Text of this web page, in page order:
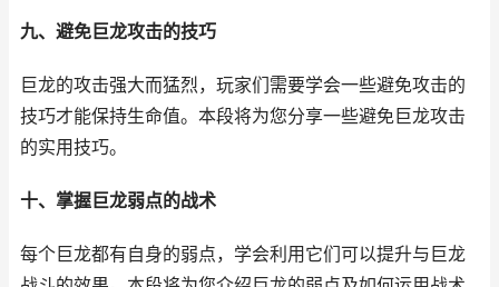
九、避免巨龙攻击的技巧
巨龙的攻击强大而猛烈，玩家们需要学会一些避免攻击的
技巧才能保持生命值。本段将为您分享一些避免巨龙攻击
的实用技巧。
十、掌握巨龙弱点的战术
每个巨龙都有自身的弱点，学会利用它们可以提升与巨龙